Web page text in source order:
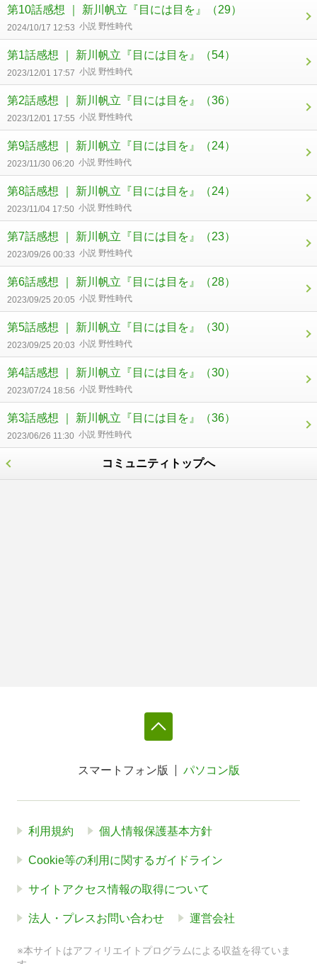
第10話感想 ｜ 新川帆立『目には目を』 （29）
2024/10/17 12:53 小説 野性時代
第1話感想 ｜ 新川帆立『目には目を』 （54）
2023/12/01 17:57 小説 野性時代
第2話感想 ｜ 新川帆立『目には目を』 （36）
2023/12/01 17:55 小説 野性時代
第9話感想 ｜ 新川帆立『目には目を』 （24）
2023/11/30 06:20 小説 野性時代
第8話感想 ｜ 新川帆立『目には目を』 （24）
2023/11/04 17:50 小説 野性時代
第7話感想 ｜ 新川帆立『目には目を』 （23）
2023/09/26 00:33 小説 野性時代
第6話感想 ｜ 新川帆立『目には目を』 （28）
2023/09/25 20:05 小説 野性時代
第5話感想 ｜ 新川帆立『目には目を』 （30）
2023/09/25 20:03 小説 野性時代
第4話感想 ｜ 新川帆立『目には目を』 （30）
2023/07/24 18:56 小説 野性時代
第3話感想 ｜ 新川帆立『目には目を』 （36）
2023/06/26 11:30 小説 野性時代
コミュニティトップへ
スマートフォン版 パソコン版
利用規約 個人情報保護基本方針
Cookie等の利用に関するガイドライン
サイトアクセス情報の取得について
法人・プレスお問い合わせ 運営会社
※本サイトはアフィリエイトプログラムによる収益を得ていま